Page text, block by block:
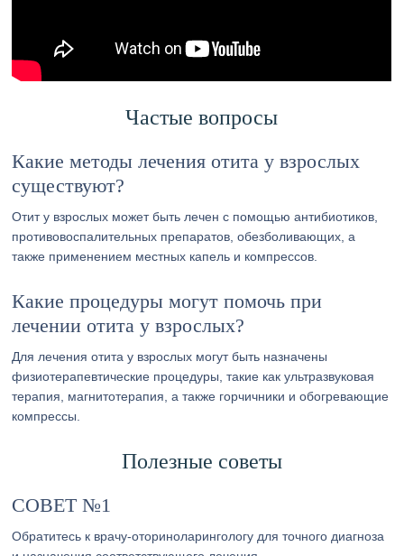
Частые вопросы
Какие методы лечения отита у взрослых
существуют?
Отит у взрослых может быть лечен с помощью антибиотиков,
противовоспалительных препаратов, обезболивающих, а
также применением местных капель и компрессов.
Какие процедуры могут помочь при
лечении отита у взрослых?
Для лечения отита у взрослых могут быть назначены
физиотерапевтические процедуры, такие как ультразвуковая
терапия, магнитотерапия, а также горчичники и обогревающие
компрессы.
Полезные советы
СОВЕТ №1
Обратитесь к врачу-оториноларингологу для точного диагноза